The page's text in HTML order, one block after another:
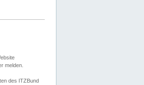
melden.
des ITZBund